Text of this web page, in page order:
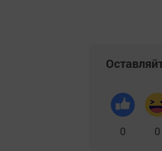
0 0